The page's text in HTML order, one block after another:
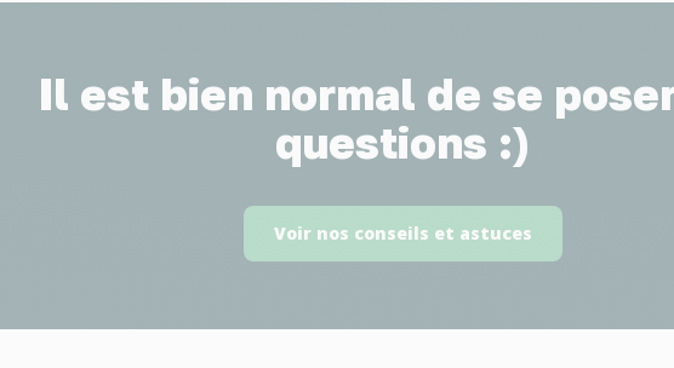
Il est bien normal de se
questions :)
Voir nos conseils et astuces